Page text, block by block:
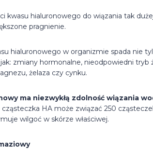
kwasu hialuronowego do wiązania tak
pragnienie.
hialuronowego w organizmie spada nie
zmiany hormonalne, nieodpowiedni tryb
żelaza czy cynku.
ma niezwykłą zdolność wiązania
cząsteczka HA może związać 250
wilgoć w skórze właściwej.